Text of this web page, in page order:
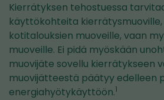
Kierrätyksen tehostuessa
käyttökohteita
kotitalouksien muoveille, vaan
muoveille. Ei pidä myöskään
muovijäte sovellu kierrätykseen
muovijätteestä päätyy edelleen
energiahyötykäyttöön.1